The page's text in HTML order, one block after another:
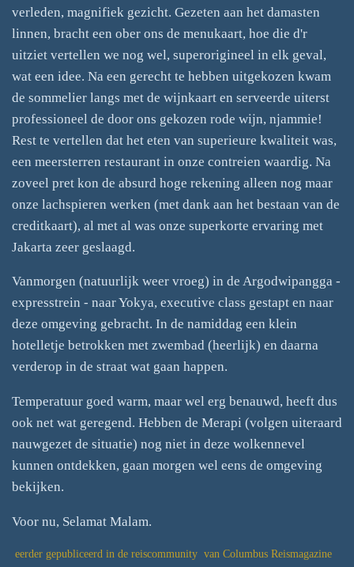
verleden, magnifiek gezicht. Gezeten aan het damasten
linnen, bracht een ober ons de menukaart, hoe die d'r
uitziet vertellen we nog wel, superorigineel in elk geval,
wat een idee. Na een gerecht te hebben uitgekozen kwam
de sommelier langs met de wijnkaart en serveerde uiterst
professioneel de door ons gekozen rode wijn, njammie!
Rest te vertellen dat het eten van superieure kwaliteit was,
een meersterren restaurant in onze contreien waardig. Na
zoveel pret kon de absurd hoge rekening alleen nog maar
onze lachspieren werken (met dank aan het bestaan van de
creditkaart), al met al was onze superkorte ervaring met
Jakarta zeer geslaagd.
Vanmorgen (natuurlijk weer vroeg) in de Argodwipangga -
expresstrein - naar Yokya, executive class gestapt en naar
deze omgeving gebracht. In de namiddag een klein
hotelletje betrokken met zwembad (heerlijk) en daarna
verderop in de straat wat gaan happen.
Temperatuur goed warm, maar wel erg benauwd, heeft dus
ook net wat geregend. Hebben de Merapi (volgen uiteraard
nauwgezet de situatie) nog niet in deze wolkennevel
kunnen ontdekken, gaan morgen wel eens de omgeving
bekijken.
Voor nu, Selamat Malam.
eerder gepubliceerd in de reiscommunity van Columbus Reismagazine